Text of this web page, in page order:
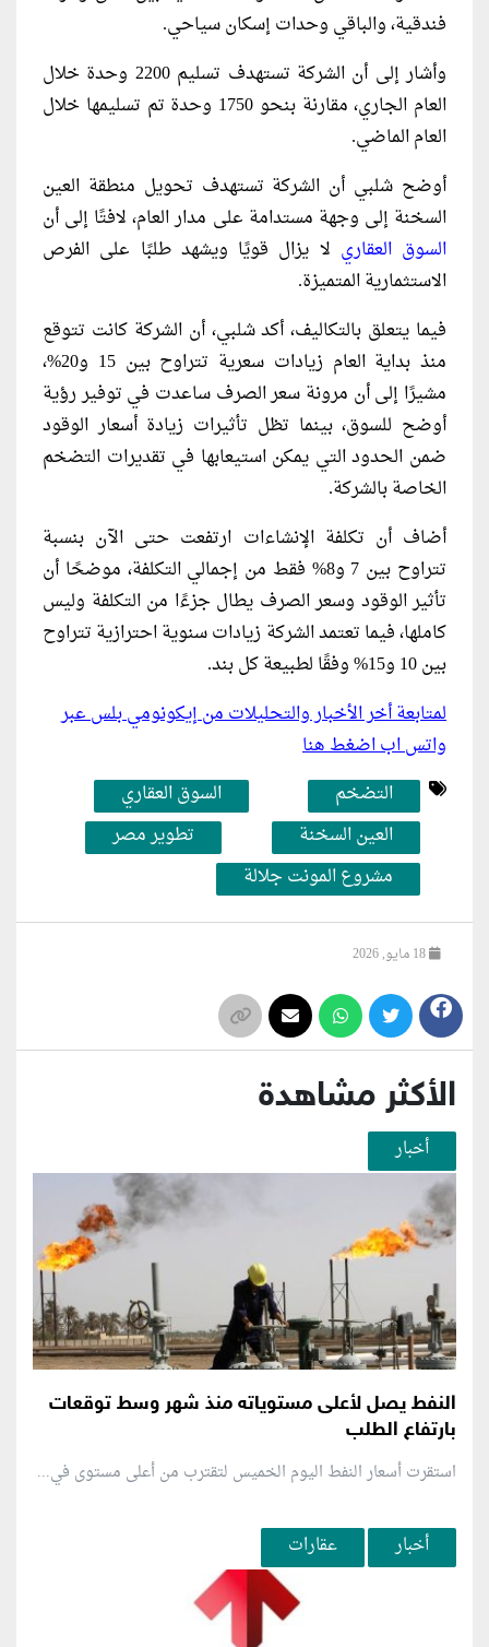
فندقية، والباقي وحدات إسكان سياحي.
وأشار إلى أن الشركة تستهدف تسليم 2200 وحدة خلال
العام الجاري، مقارنة بنحو 1750 وحدة تم تسليمها خلال
العام الماضي.
أوضح شلبي أن الشركة تستهدف تحويل منطقة العين
السخنة إلى وجهة مستدامة على مدار العام، لافتًا إلى أن
السوق العقاري لا يزال قويًا ويشهد طلبًا على الفرص
الاستثمارية المتميزة.
فيما يتعلق بالتكاليف، أكد شلبي، أن الشركة كانت تتوقع
منذ بداية العام زيادات سعرية تتراوح بين 15 و20%،
مشيرًا إلى أن مرونة سعر الصرف ساعدت في توفير رؤية
أوضح للسوق، بينما تظل تأثيرات زيادة أسعار الوقود
ضمن الحدود التي يمكن استيعابها في تقديرات التضخم
الخاصة بالشركة.
أضاف أن تكلفة الإنشاءات ارتفعت حتى الآن بنسبة
تتراوح بين 7 و8% فقط من إجمالي التكلفة، موضحًا أن
تأثير الوقود وسعر الصرف يطال جزءًا من التكلفة وليس
كاملها، فيما تعتمد الشركة زيادات سنوية احترازية تتراوح
بين 10 و15% وفقًا لطبيعة كل بند.
لمتابعة أخر الأخبار والتحليلات من إيكونومي بلس عبر
واتس اب اضغط هنا
التضخم
السوق العقاري
العين السخنة
تطوير مصر
مشروع المونت جلالة
الأكثر مشاهدة
أخبار
النفط يصل لأعلى مستوياته منذ شهر وسط توقعات
بارتفاع الطلب
استقرت أسعار النفط اليوم الخميس لتقترب من أعلى مستوى في...
أخبار عقارات